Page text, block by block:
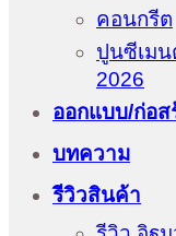
คอนกรีต
ปูนซีเมน
2026
ออกแบบ/ก่อส
บทความ
รีวิวสินค้า